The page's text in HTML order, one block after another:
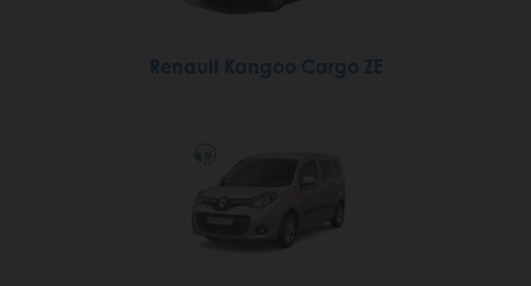
Renault Kangoo Cargo ZE